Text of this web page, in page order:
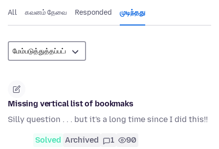
All கவனம் தேவை Responded முடிந்தது
Missing vertical list of bookmaks
Silly question . . . but it's a long time since I did this!!
Solved Archived 1 90